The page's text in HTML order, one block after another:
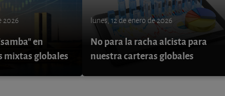
2026
en
mixtas globales
lunes, 12 de enero de 2026
No para la racha alcista para
nuestra carteras globales